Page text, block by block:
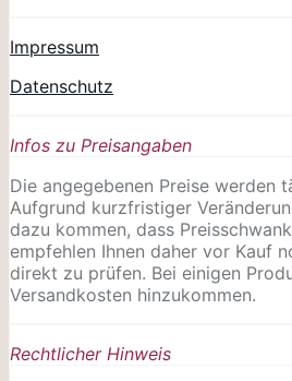
Impressum
Datenschutz
Infos zu Preisangaben
Die angegebenen Preise werden
Aufgrund kurzfristiger
dazu kommen, dass
empfehlen Ihnen daher vor Kauf
direkt zu prüfen. Bei einigen
Versandkosten hinzukommen.
Rechtlicher Hinweis